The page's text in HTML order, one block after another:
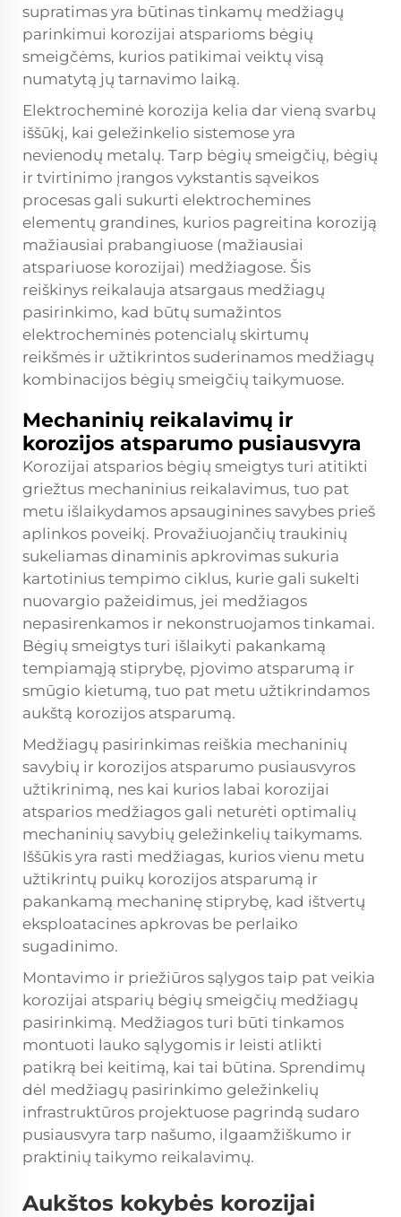
supratimas yra būtinas tinkamų medžiagų
parinkimui korozijai atsparioms bėgių
smeigčėms, kurios patikimai veiktų visą
numatytą jų tarnavimo laiką.
Elektrocheminė korozija kelia dar vieną svarbų
iššūkį, kai geležinkelio sistemose yra
nevienodų metalų. Tarp bėgių smeigčių, bėgių
ir tvirtinimo įrangos vykstantis sąveikos
procesas gali sukurti elektrochemines
elementų grandines, kurios pagreitina koroziją
mažiausiai prabangiuose (mažiausiai
atspariuose korozijai) medžiagose. Šis
reiškinys reikalauja atsargaus medžiagų
pasirinkimo, kad būtų sumažintos
elektrocheminės potencialų skirtumų
reikšmės ir užtikrintos suderinamos medžiagų
kombinacijos bėgių smeigčių taikymuose.
Mechaninių reikalavimų ir
korozijos atsparumo pusiausvyra
Korozijai atsparios bėgių smeigtys turi atitikti
griežtus mechaninius reikalavimus, tuo pat
metu išlaikydamos apsauginines savybes prieš
aplinkos poveikį. Provažiuojančių traukinių
sukeliamas dinaminis apkrovimas sukuria
kartotinius tempimo ciklus, kurie gali sukelti
nuovargio pažeidimus, jei medžiagos
nepasirenkamos ir nekonstruojamos tinkamai.
Bėgių smeigtys turi išlaikyti pakankamą
tempiamąją stiprybę, pjovimo atsparumą ir
smūgio kietumą, tuo pat metu užtikrindamos
aukštą korozijos atsparumą.
Medžiagų pasirinkimas reiškia mechaninių
savybių ir korozijos atsparumo pusiausvyros
užtikrinimą, nes kai kurios labai korozijai
atsparios medžiagos gali neturėti optimalių
mechaninių savybių geležinkelių taikymams.
Iššūkis yra rasti medžiagas, kurios vienu metu
užtikrintų puikų korozijos atsparumą ir
pakankamą mechaninę stiprybę, kad ištvertų
eksploatacines apkrovas be perlaiko
sugadinimo.
Montavimo ir priežiūros sąlygos taip pat veikia
korozijai atsparių bėgių smeigčių medžiagų
pasirinkimą. Medžiagos turi būti tinkamos
montuoti lauko sąlygomis ir leisti atlikti
patikrą bei keitimą, kai tai būtina. Sprendimų
dėl medžiagų pasirinkimo geležinkelių
infrastruktūros projektuose pagrindą sudaro
pusiausvyra tarp našumo, ilgaamžiškumo ir
praktinių taikymo reikalavimų.
Aukštos kokybės korozijai